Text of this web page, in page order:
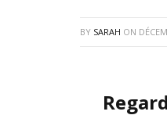
BY SARAH ON